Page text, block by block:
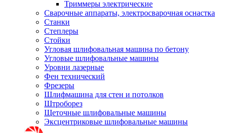
Триммеры электрические
Сварочные аппараты, электросварочная оснастка
Станки
Степлеры
Стойки
Угловая шлифовальная машина по бетону
Угловые шлифовальные машины
Уровни лазерные
Фен технический
Фрезеры
Шлифмашина для стен и потолков
Штроборез
Щеточные шлифовальные машины
Эксцентриковые шлифовальные машины